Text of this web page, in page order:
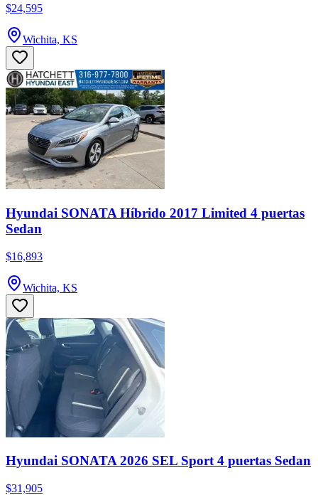
$24,595
Wichita, KS
Hyundai SONATA Híbrido 2017 Limited 4 puertas
Sedan
$16,893
Wichita, KS
Hyundai SONATA 2026 SEL Sport 4 puertas Sedan
$31,905